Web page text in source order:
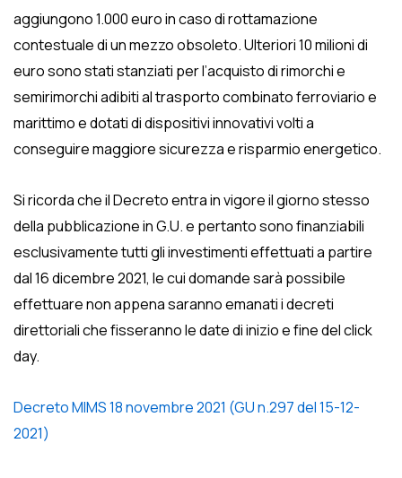
aggiungono 1.000 euro in caso di rottamazione
contestuale di un mezzo obsoleto. Ulteriori 10 milioni di
euro sono stati stanziati per l’acquisto di rimorchi e
semirimorchi adibiti al trasporto combinato ferroviario e
marittimo e dotati di dispositivi innovativi volti a
conseguire maggiore sicurezza e risparmio energetico.
Si ricorda che il Decreto entra in vigore il giorno stesso
della pubblicazione in G.U. e pertanto sono finanziabili
esclusivamente tutti gli investimenti effettuati a partire
dal 16 dicembre 2021, le cui domande sarà possibile
effettuare non appena saranno emanati i decreti
direttoriali che fisseranno le date di inizio e fine del click
day.
Decreto MIMS 18 novembre 2021 (GU n.297 del 15-12-
2021)